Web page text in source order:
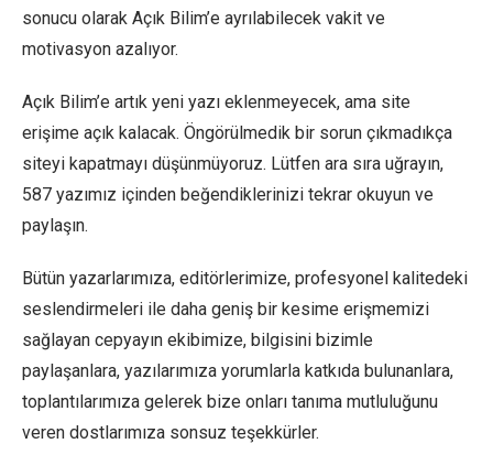
sonucu olarak Açık Bilim’e ayrılabilecek vakit ve
motivasyon azalıyor.
Açık Bilim’e artık yeni yazı eklenmeyecek, ama site
erişime açık kalacak. Öngörülmedik bir sorun çıkmadıkça
siteyi kapatmayı düşünmüyoruz. Lütfen ara sıra uğrayın,
587 yazımız içinden beğendiklerinizi tekrar okuyun ve
paylaşın.
Bütün yazarlarımıza, editörlerimize, profesyonel kalitedeki
seslendirmeleri ile daha geniş bir kesime erişmemizi
sağlayan cepyayın ekibimize, bilgisini bizimle
paylaşanlara, yazılarımıza yorumlarla katkıda bulunanlara,
toplantılarımıza gelerek bize onları tanıma mutluluğunu
veren dostlarımıza sonsuz teşekkürler.